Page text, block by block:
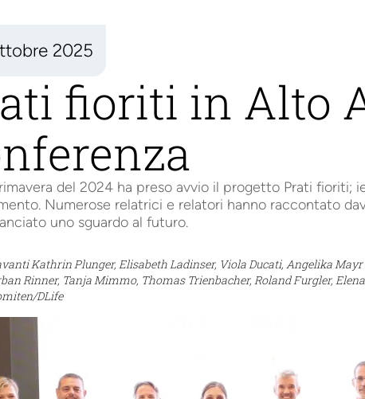
2025
fioriti in Alto
del 2024 ha preso avvio il progetto Prati fioriti;
Numerose relatrici e relatori hanno raccontato
uno sguardo al futuro.
Kathrin Plunger, Elisabeth Ladinser, Viola Ducati, Angelika
Rinner, Tanja Mimmo, Thomas Trienbacher, Roland Furgler,
DLife